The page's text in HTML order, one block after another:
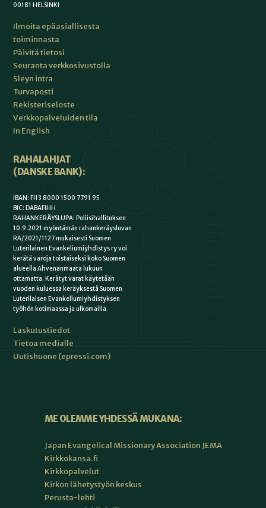
00181 HELSINKI
Ilmoita epäasiallisesta
toiminnasta
Päivitä tietosi
Seuranta verkkosivustolla
Sleyn intra
Turvaposti
Rekisteriseloste
Verkkopalveluiden tila
In English
RAHALAHJAT
(DANSKE BANK):
IBAN: FI13 8000 1500 7791 95
BIC: DABAFIHH
RAHANKERÄYSLUPA: Poliisihallituksen
10.9.2021 myöntämän rahankeräysluvan
RA/2021/1127 mukaisesti Suomen
Luterilainen Evankeliumiyhdistys ry voi
kerätä varoja toistaiseksi koko Suomen
alueella Ahvenanmaata lukuun
ottamatta. Kerätyt varat käytetään
vuoden kuluessa keräyksestä Suomen
Luterilaisen Evankeliumiyhdistyksen
työhön kotimaassa ja ulkomailla.
Laskutustiedot
Tietoa medialle
Uutishuone (epressi.com)
ME OLEMME YHDESSÄ MUKANA:
Japan Evangelical Missionary Association JEMA
Kirkkokansa.fi
Kirkkopalvelut
Kirkon lähetystyön keskus
Perusta-lehti